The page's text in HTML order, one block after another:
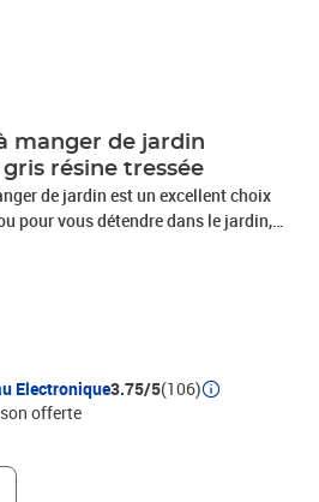
manger de jardin
gris résine tressée
de jardin est un excellent choix
pour vous détendre dans le jardin,
peu d'entretien qui ressemble au
facile à nettoyer et couramment
en raison de sa durabilité et de
Dessus en verre : le
est fabriqué en verre trempé solide et
à nettoyer avec un chiffon humide et
espace extérieur. Rangement
d'un dossier rabattable, ce qui
Electronique3.75/5(106)
offerte